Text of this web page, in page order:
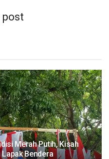
post
Merah Putih, Kisah
Bendera